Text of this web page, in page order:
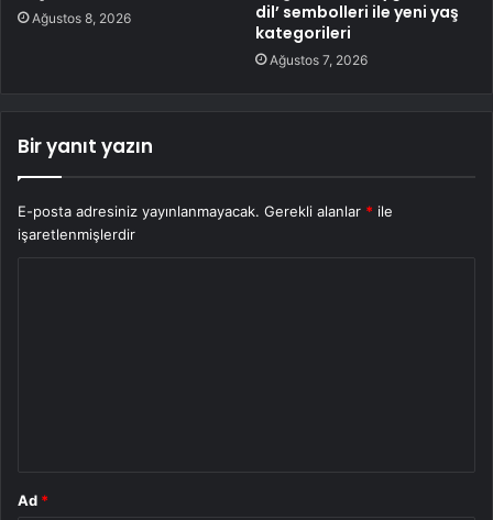
Ağustos 8, 2026
dil’ sembolleri ile yeni yaş
kategorileri
Ağustos 7, 2026
Bir yanıt yazın
E-posta adresiniz yayınlanmayacak. Gerekli alanlar * ile
işaretlenmişlerdir
Ad *